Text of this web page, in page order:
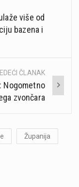
više od
bazena i
ČLANAK
Nogometno
zvončara
Županija